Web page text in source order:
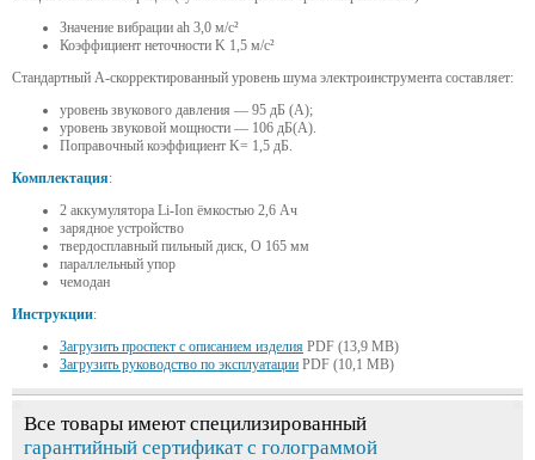
Значение вибрации ah 3,0 м/с²
Коэффициент неточности K 1,5 м/с²
Стандартный A-скорректированный уровень шума электроинструмента составляет:
уровень звукового давления — 95 дБ (A);
уровень звуковой мощности — 106 дБ(A).
Поправочный коэффициент K= 1,5 дБ.
Комплектация:
2 аккумулятора Li-Ion ёмкостью 2,6 Ач
зарядное устройство
твердосплавный пильный диск, O 165 мм
параллельный упор
чемодан
Инструкции:
Загрузить проспект с описанием изделия PDF (13,9 MB)
Загрузить руководство по эксплуатации PDF (10,1 MB)
Все товары имеют специлизированный
гарантийный сертификат с голограммой